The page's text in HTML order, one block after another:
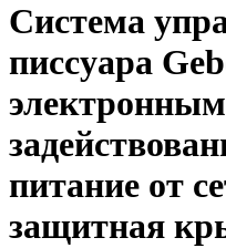
Система
писсуара
электронным
питание от
защитная